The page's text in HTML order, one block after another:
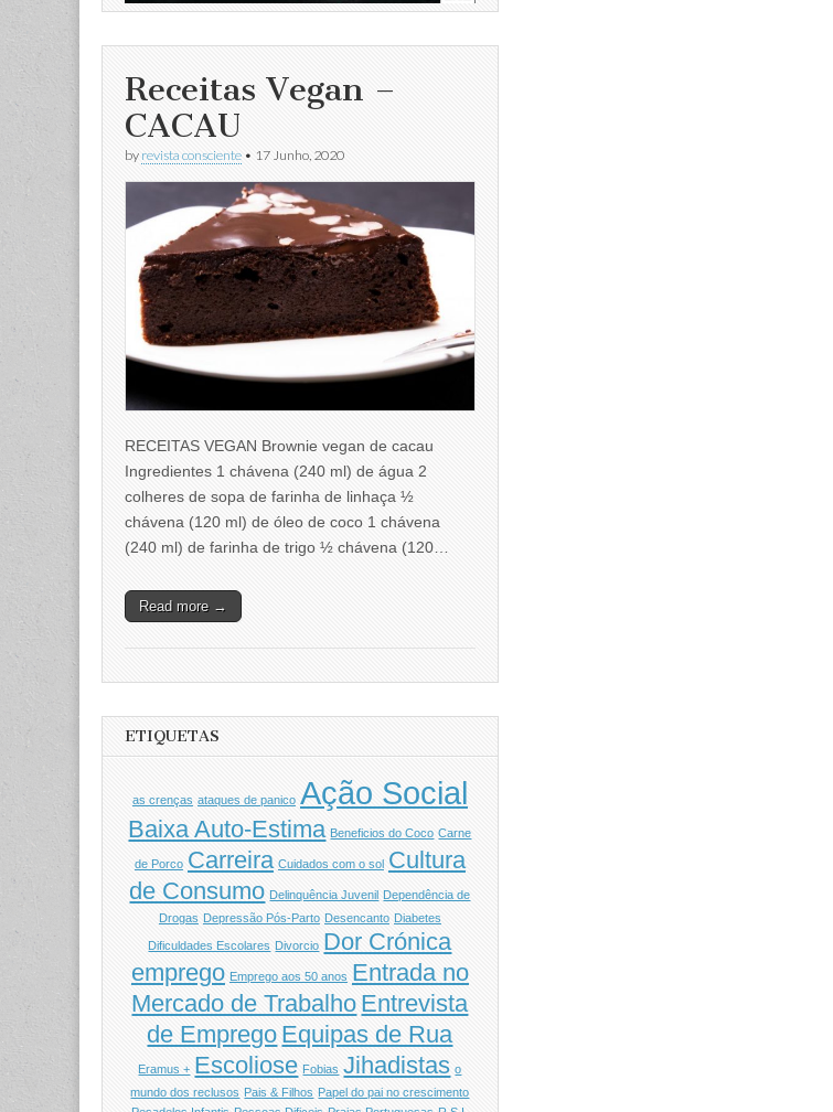
Receitas Vegan –
CACAU
by revista consciente • 17 Junho, 2020
RECEITAS VEGAN Brownie vegan de cacau
Ingredientes 1 chávena (240 ml) de água 2
colheres de sopa de farinha de linhaça ½
chávena (120 ml) de óleo de coco 1 chávena
(240 ml) de farinha de trigo ½ chávena (120…
Read more →
ETIQUETAS
as crenças ataques de panico Ação Social
Baixa Auto-Estima Beneficios do Coco Carne
de Porco Carreira Cuidados com o sol Cultura
de Consumo Delinquência Juvenil Dependência de
Drogas Depressão Pós-Parto Desencanto Diabetes
Dificuldades Escolares Divorcio Dor Crónica
emprego Emprego aos 50 anos Entrada no
Mercado de Trabalho Entrevista
de Emprego Equipas de Rua
Eramus + Escoliose Fobias Jihadistas o
mundo dos reclusos Pais & Filhos Papel do pai no crescimento